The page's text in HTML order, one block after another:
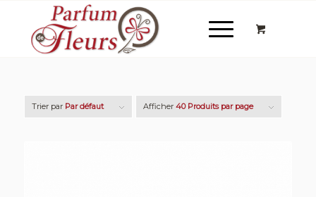
Trier par Par défaut Afficher 40 Produits par page